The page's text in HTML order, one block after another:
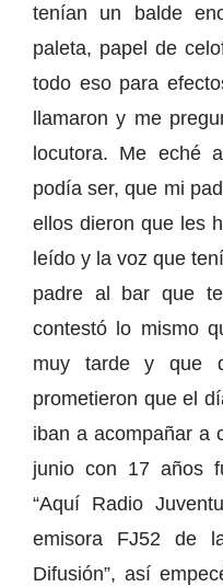
tenían un balde
paleta, papel de
todo eso para
llamaron y me
locutora. Me eché
podía ser, que mi
ellos dieron que les
leído y la voz que
padre al bar que
contestó lo mismo
muy tarde y que
prometieron que el
iban a acompañar a
junio con 17 años
“Aquí Radio
emisora FJ52 de
Difusión”, así